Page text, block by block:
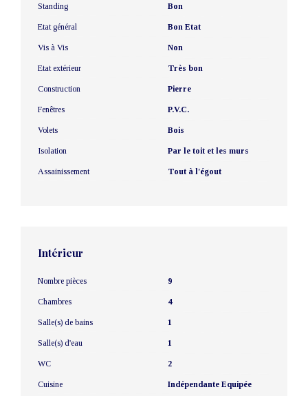
Standing Bon
Etat général Bon Etat
Vis à Vis Non
Etat extérieur Très bon
Construction Pierre
Fenêtres P.V.C.
Volets Bois
Isolation Par le toit et les murs
Assainissement Tout à l'égout
Intérieur
Nombre pièces 9
Chambres 4
Salle(s) de bains 1
Salle(s) d'eau 1
WC 2
Cuisine Indépendante Equipée